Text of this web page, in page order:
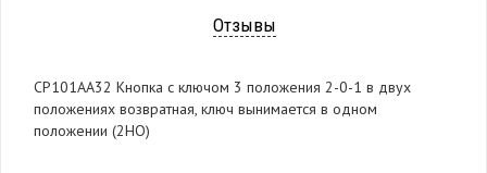
Отзывы
CP101AA32 Кнопка с ключом 3 положения 2-0-1 в двух
положениях возвратная, ключ вынимается в одном
положении (2НО)